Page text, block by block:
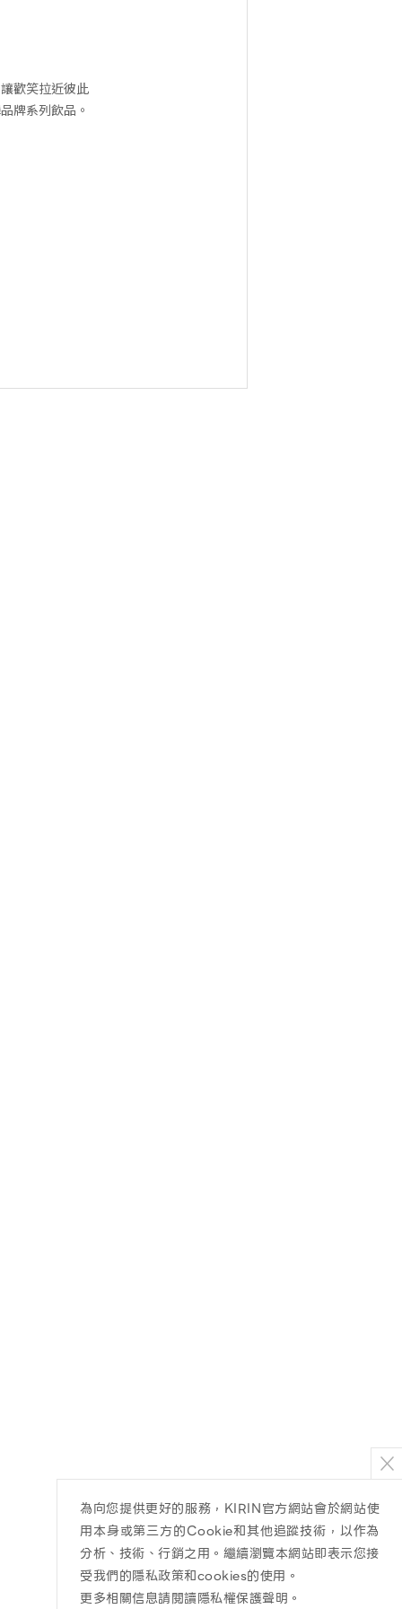
歡笑拉近彼此
牌系列飲品。
為向您提供更好的服務，KIRIN官方網站會於網站使
用本身或第三方的Cookie和其他追蹤技術，以作為
分析、技術、行銷之用。繼續瀏覽本網站即表示您接
受我們的隱私政策和cookies的使用。
更多相關信息請閱讀隱私權保護聲明 。